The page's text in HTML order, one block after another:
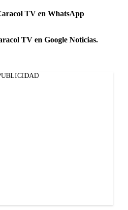
TV en WhatsApp
TV en Google Noticias.